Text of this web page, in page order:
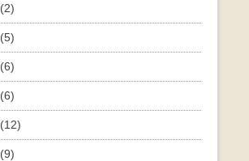
(2)
(5)
(6)
(6)
(12)
(9)